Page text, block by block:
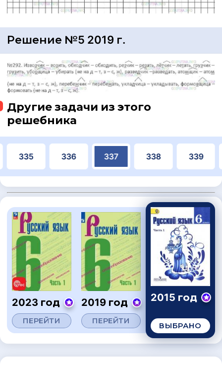
Решение №5 2019 г.
Другие задачи из этого
решебника
335 336 337 338 339
2023 год
ПЕРЕЙТИ
2019 год
ПЕРЕЙТИ
2015 год
ВЫБРАНО